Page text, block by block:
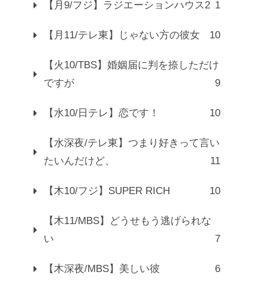
【月9/フジ】ラジエーションハウス2 1
【月11/テレ東】じゃない方の彼女 10
【火10/TBS】婚姻届に判を捺しただけ
ですが
9
【水10/日テレ】恋です！ 10
【水深夜/テレ東】つまり好きって言い
たいんだけど、
11
【木10/フジ】SUPER RICH 10
【木11/MBS】どうせもう逃げられな
い
7
【木深夜/MBS】美しい彼 6